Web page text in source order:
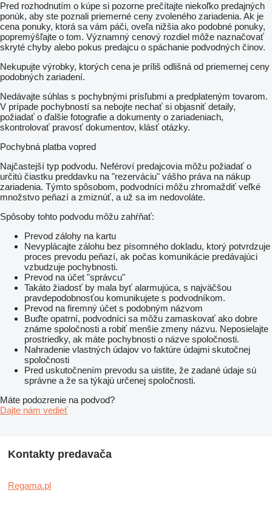
Pred rozhodnutím o kúpe si pozorne prečítajte niekoľko predajných
ponúk, aby ste poznali priemerné ceny zvoleného zariadenia. Ak je
cena ponuky, ktorá sa vám páči, oveľa nižšia ako podobné ponuky,
popremýšľajte o tom. Významný cenový rozdiel môže naznačovať
skryté chyby alebo pokus predajcu o spáchanie podvodných činov.
Nekupujte výrobky, ktorých cena je príliš odlišná od priemernej ceny
podobných zariadení.
Nedávajte súhlas s pochybnými prísľubmi a predplateným tovarom.
V prípade pochybností sa nebojte nechať si objasniť detaily,
požiadať o ďalšie fotografie a dokumenty o zariadeniach,
skontrolovať pravosť dokumentov, klásť otázky.
Pochybná platba vopred
Najčastejší typ podvodu. Neféroví predajcovia môžu požiadať o
určitú čiastku preddavku na "rezerváciu" vášho práva na nákup
zariadenia. Týmto spôsobom, podvodníci môžu zhromaždiť veľké
množstvo peňazí a zmiznúť, a už sa im nedovoláte.
Spôsoby tohto podvodu môžu zahŕňať:
Prevod zálohy na kartu
Nevyplácajte zálohu bez písomného dokladu, ktorý potvrdzuje
proces prevodu peňazí, ak počas komunikácie predávajúci
vzbudzuje pochybnosti.
Prevod na účet "správcu"
Takáto žiadosť by mala byť alarmujúca, s najväčšou
pravdepodobnosťou komunikujete s podvodníkom.
Prevod na firemný účet s podobným názvom
Buďte opatrní, podvodníci sa môžu zamaskovať ako dobre
známe spoločnosti a robiť menšie zmeny názvu. Neposielajte
prostriedky, ak máte pochybnosti o názve spoločnosti.
Nahradenie vlastných údajov vo faktúre údajmi skutočnej
spoločnosti
Pred uskutočnením prevodu sa uistite, že zadané údaje sú
správne a že sa týkajú určenej spoločnosti.
Máte podozrenie na podvod?
Dajte nám vedieť
Kontakty predavača
Regama.pl